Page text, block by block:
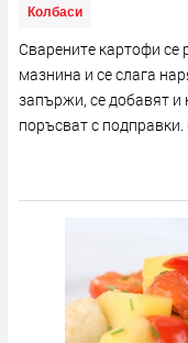
Колбаси
Сварените картофи се
мазнина и се слага
запържи, се добавят и
поръсват с подправки.